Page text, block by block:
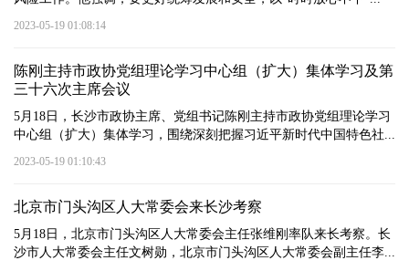
2023-05-19 01:08:14
陈刚主持市政协党组理论学习中心组（扩大）集体学习及第
三十六次主席会议
5月18日，长沙市政协主席、党组书记陈刚主持市政协党组理论学习
中心组（扩大）集体学习，围绕深刻把握习近平新时代中国特色社...
2023-05-19 01:10:43
北京市门头沟区人大常委会来长沙考察
5月18日，北京市门头沟区人大常委会主任张维刚率队来长考察。长
沙市人大常委会主任文树勋，北京市门头沟区人大常委会副主任李...